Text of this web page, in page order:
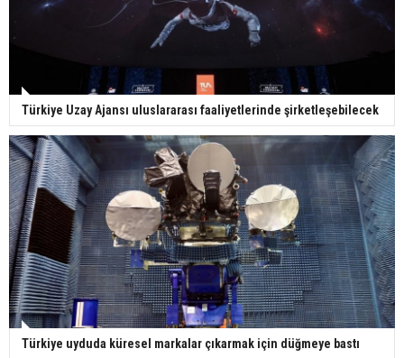
Türkiye Uzay Ajansı uluslararası faaliyetlerinde şirketleşebilecek
Türkiye uyduda küresel markalar çıkarmak için düğmeye bastı